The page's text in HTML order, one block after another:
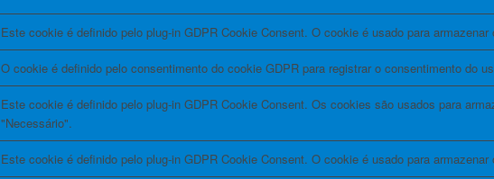
Este cookie é definido pelo plug-in GDPR Cookie Consent. O cookie é usado para
O cookie é definido pelo consentimento do cookie GDPR para registrar o consentimento do
Este cookie é definido pelo plug-in GDPR Cookie Consent. Os cookies são usados ​​para
"Necessário".
Este cookie é definido pelo plug-in GDPR Cookie Consent. O cookie é usado para